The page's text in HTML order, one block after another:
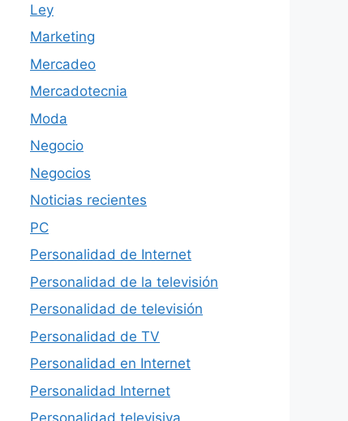
Ley
Marketing
Mercadeo
Mercadotecnia
Moda
Negocio
Negocios
Noticias recientes
PC
Personalidad de Internet
Personalidad de la televisión
Personalidad de televisión
Personalidad de TV
Personalidad en Internet
Personalidad Internet